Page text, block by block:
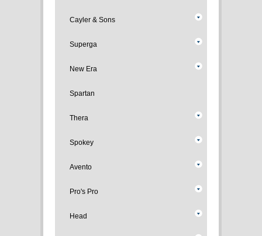
Cayler & Sons
Superga
New Era
Spartan
Thera
Spokey
Avento
Pro's Pro
Head